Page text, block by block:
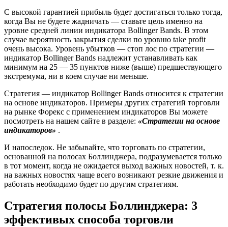
С высокой гарантией прибыль будет достигаться только тогда,
когда Вы не будете жадничать — ставьте цель именно на
уровне средней линии индикатора Bollinger Bands. В этом
случае вероятность закрытия сделки по уровню take profit
очень высока. Уровень убытков — стоп лос по стратегии —
индикатор Bollinger Bands надлежит устанавливать как
минимум на 25 — 35 пунктов ниже (выше) предшествующего
экстремума, ни в коем случае ни меньше.
Стратегия — индикатор Bollinger Bands относится к стратегии
на основе индикаторов. Примеры других стратегий торговли
на рынке Форекс с применением индикаторов Вы можете
посмотреть на нашем сайте в разделе: «Стратегии на основе
индикаторов» .
И напоследок. Не забывайте, что торговать по стратегии,
основанной на полосах Боллинджера, подразумевается только
в тот момент, когда не ожидается выход важных новостей, т. к.
на важных новостях чаще всего возникают резкие движения и
работать необходимо будет по другим стратегиям.
Стратегия полосы Боллинджера: 3
эффективых способа торговли